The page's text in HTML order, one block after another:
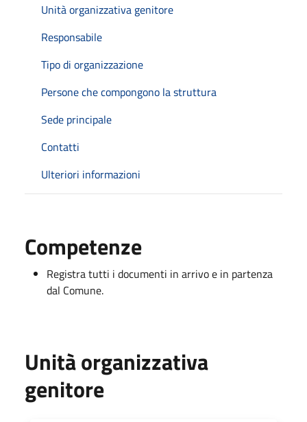
Unità organizzativa genitore
Responsabile
Tipo di organizzazione
Persone che compongono la struttura
Sede principale
Contatti
Ulteriori informazioni
Competenze
Registra tutti i documenti in arrivo e in partenza
dal Comune.
Unità organizzativa
genitore